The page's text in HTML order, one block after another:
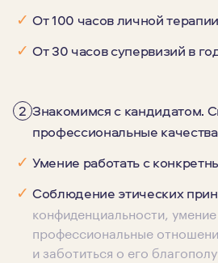
✓ От 100 часов личной терапии
✓ От 30 часов супервизий в
2 Знакомимся с кандидатом.
профессиональные
✓ Умение работать с
✓ Соблюдение этических
конфиденциальности,
профессиональные
и заботиться о его